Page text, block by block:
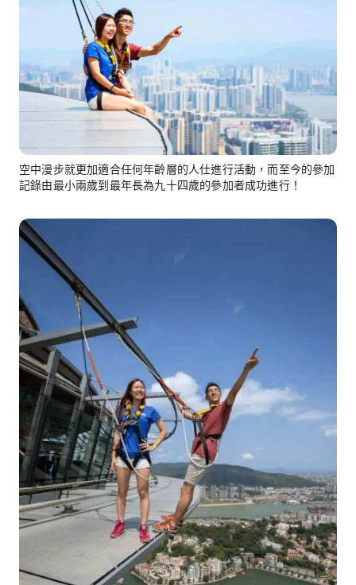
空中漫步就更加適合任何年齡層的人仕進行活動，而至今的參加
記錄由最小兩歲到最年長為九十四歲的參加者成功進行！